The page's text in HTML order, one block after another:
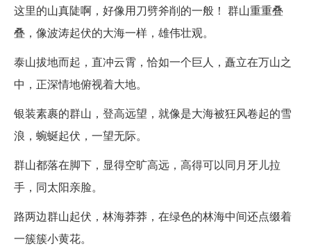
这里的山真陡啊，好像用刀劈斧削的一般！ 群山重重叠
叠，像波涛起伏的大海一样，雄伟壮观。
泰山拔地而起，直冲云霄，恰如一个巨人，矗立在万山之
中，正深情地俯视着大地。
银装素裹的群山，登高远望，就像是大海被狂风卷起的雪
浪，蜿蜒起伏，一望无际。
群山都落在脚下，显得空旷高远，高得可以同月牙儿拉
手，同太阳亲脸。
路两边群山起伏，林海莽莽，在绿色的林海中间还点缀着
一簇簇小黄花。